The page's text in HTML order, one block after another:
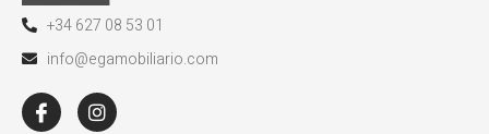
+34 627 08 53 01
info@egamobiliario.com